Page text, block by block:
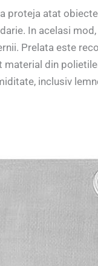
atat
In acelasi
Prelata este
din
inclusiv